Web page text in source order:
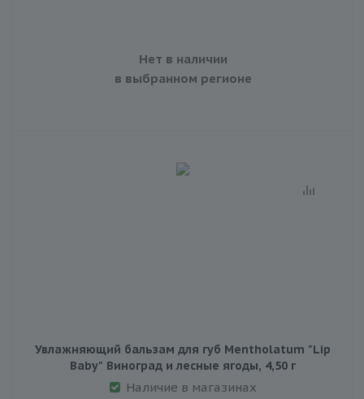
Нет в наличии
в выбранном регионе
Увлажняющий бальзам для губ Mentholatum "Lip
Baby" Виноград и лесные ягоды, 4,50 г
Наличие в магазинах